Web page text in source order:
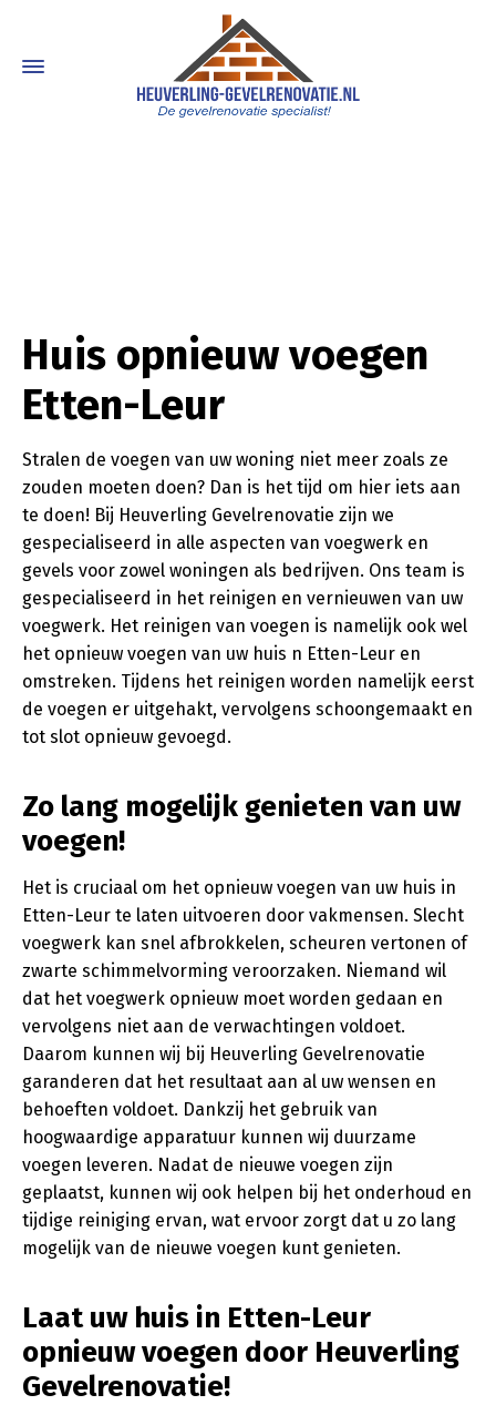
Huis opnieuw voegen
Etten-Leur
Stralen de voegen van uw woning niet meer zoals ze
zouden moeten doen? Dan is het tijd om hier iets aan
te doen! Bij Heuverling Gevelrenovatie zijn we
gespecialiseerd in alle aspecten van voegwerk en
gevels voor zowel woningen als bedrijven. Ons team is
gespecialiseerd in het reinigen en vernieuwen van uw
voegwerk. Het reinigen van voegen is namelijk ook wel
het opnieuw voegen van uw huis n Etten-Leur en
omstreken. Tijdens het reinigen worden namelijk eerst
de voegen er uitgehakt, vervolgens schoongemaakt en
tot slot opnieuw gevoegd.
Zo lang mogelijk genieten van uw
voegen!
Het is cruciaal om het opnieuw voegen van uw huis in
Etten-Leur te laten uitvoeren door vakmensen. Slecht
voegwerk kan snel afbrokkelen, scheuren vertonen of
zwarte schimmelvorming veroorzaken. Niemand wil
dat het voegwerk opnieuw moet worden gedaan en
vervolgens niet aan de verwachtingen voldoet.
Daarom kunnen wij bij Heuverling Gevelrenovatie
garanderen dat het resultaat aan al uw wensen en
behoeften voldoet. Dankzij het gebruik van
hoogwaardige apparatuur kunnen wij duurzame
voegen leveren. Nadat de nieuwe voegen zijn
geplaatst, kunnen wij ook helpen bij het onderhoud en
tijdige reiniging ervan, wat ervoor zorgt dat u zo lang
mogelijk van de nieuwe voegen kunt genieten.
Laat uw huis in Etten-Leur
opnieuw voegen door Heuverling
Gevelrenovatie!